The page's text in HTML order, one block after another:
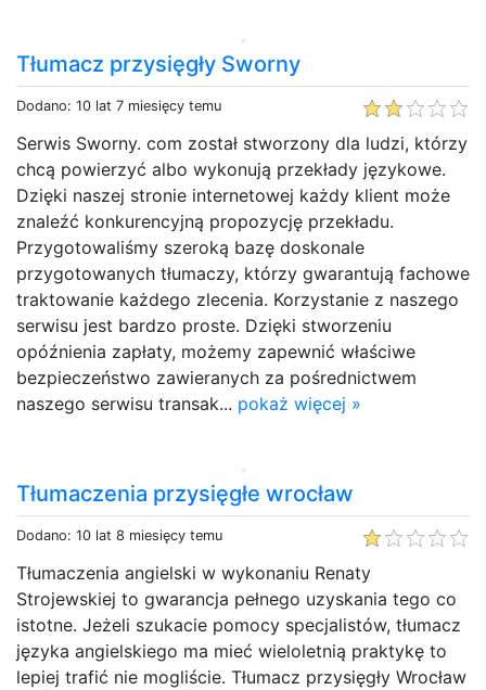
Tłumacz przysięgły Sworny
Dodano: 10 lat 7 miesięcy temu
Serwis Sworny. com został stworzony dla ludzi, którzy
chcą powierzyć albo wykonują przekłady językowe.
Dzięki naszej stronie internetowej każdy klient może
znaleźć konkurencyjną propozycję przekładu.
Przygotowaliśmy szeroką bazę doskonale
przygotowanych tłumaczy, którzy gwarantują fachowe
traktowanie każdego zlecenia. Korzystanie z naszego
serwisu jest bardzo proste. Dzięki stworzeniu
opóźnienia zapłaty, możemy zapewnić właściwe
bezpieczeństwo zawieranych za pośrednictwem
naszego serwisu transak... pokaż więcej »
Tłumaczenia przysięgłe wrocław
Dodano: 10 lat 8 miesięcy temu
Tłumaczenia angielski w wykonaniu Renaty
Strojewskiej to gwarancja pełnego uzyskania tego co
istotne. Jeżeli szukacie pomocy specjalistów, tłumacz
języka angielskiego ma mieć wieloletnią praktykę to
lepiej trafić nie mogliście. Tłumacz przysięgły Wrocław